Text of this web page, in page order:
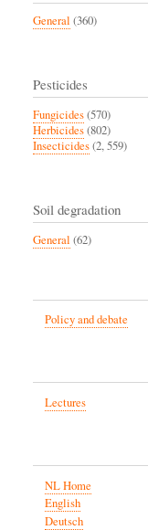
General (360)
Pesticides
Fungicides(570)
Herbicides(802)
Insecticides(2, 559)
Soil degradation
General (62)
Policy and debate
Lectures
NL Home
English
Deutsch